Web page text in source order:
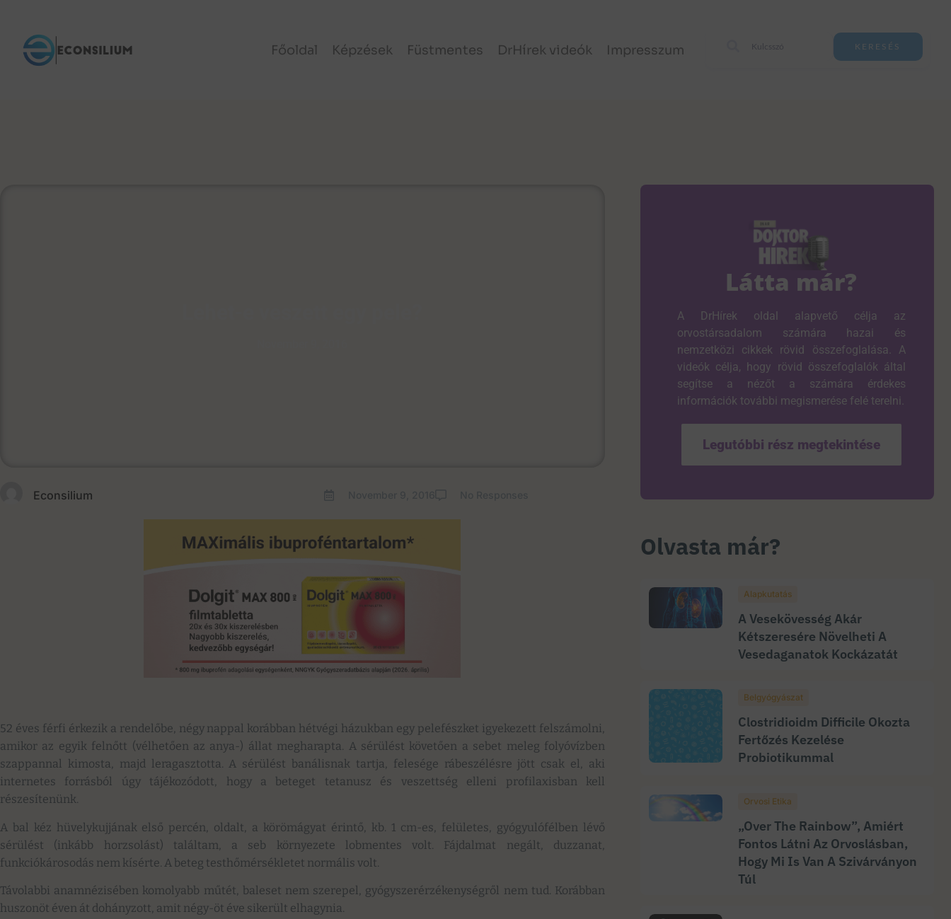
Főoldal Képzések Füstmentes DrHírek videók Impresszum KERESÉS
Econsilium
52 éves férfi érkezik a rendelőbe, négy nappal korábban hétvégi házukban egy pelefészket igyekezett felszámolni,
amikor az egyik felnőtt (vélhetően az anya-) állat megharapta. A sérülést követően a sebet meleg folyóvízben
szappannal kimosta, majd leragasztotta. A sérülést banálisnak tartja, felesége rábeszélésre jött csak el, aki
internetes forrásból úgy tájékozódott, hogy a beteget tetanusz és veszettség elleni profilaxisban kell
részesítenünk.
A bal kéz hüvelykujjának első percén, oldalt, a körömágyat érintő, kb. 1 cm-es, felületes, gyógyulófélben lévő
sérülést (inkább horzsolást) találtam, a seb környezete lobmentes volt. Fájdalmat negált, duzzanat,
funkciókárosodás nem kísérte. A beteg testhőmérsékletet normális volt.
Távolabbi anamnézisében komolyabb műtét, baleset nem szerepel, gyógyszerérzékenységről nem tud. Korábban
huszonöt éven át dohányzott, amit négy-öt éve sikerült elhagynia.
Látta már?
A DrHírek oldal alapvető célja az
orvostársadalom számára hazai és
nemzetközi cikkek rövid összefoglalása. A
videók célja, hogy rövid összefoglalók által
segítse a nézőt a számára érdekes
információk további megismerése felé terelni.
Legutóbbi rész megtekintése
Olvasta már?
Alapkutatás
A Vesekövesség Akár
Kétszeresére Növelheti A
Vesedaganatok Kockázatát
Belgyógyászat
Clostridioidm Difficile Okozta
Fertőzés Kezelése
Probiotikummal
Orvosi Etika
„Over The Rainbow”, Amiért
Fontos Látni Az Orvoslásban,
Hogy Mi Is Van A Szivárványon
Túl